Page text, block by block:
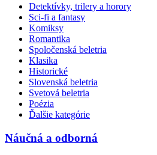
Detektívky, trilery a horory
Sci-fi a fantasy
Komiksy
Romantika
Spoločenská beletria
Klasika
Historické
Slovenská beletria
Svetová beletria
Poézia
Ďalšie kategórie
Náučná a odborná